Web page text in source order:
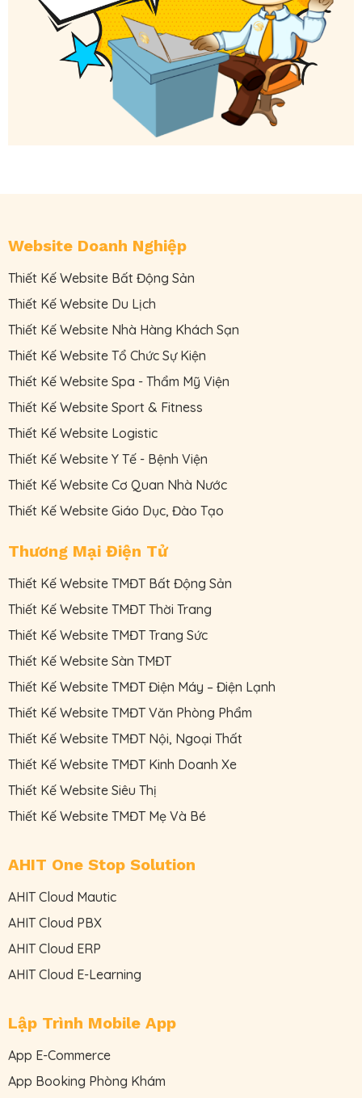
Website Doanh Nghiệp
Thiết Kế Website Bất Động Sản
Thiết Kế Website Du Lịch
Thiết Kế Website Nhà Hàng Khách Sạn
Thiết Kế Website Tổ Chức Sự Kiện
Thiết Kế Website Spa - Thẩm Mỹ Viện
Thiết Kế Website Sport & Fitness
Thiết Kế Website Logistic
Thiết Kế Website Y Tế - Bệnh Viện
Thiết Kế Website Cơ Quan Nhà Nước
Thiết Kế Website Giáo Dục, Đào Tạo
Thương Mại Điện Tử
Thiết Kế Website TMĐT Bất Động Sản
Thiết Kế Website TMĐT Thời Trang
Thiết Kế Website TMĐT Trang Sức
Thiết Kế Website Sàn TMĐT
Thiết Kế Website TMĐT Điện Máy – Điện Lạnh
Thiết Kế Website TMĐT Văn Phòng Phẩm
Thiết Kế Website TMĐT Nội, Ngoại Thất
Thiết Kế Website TMĐT Kinh Doanh Xe
Thiết Kế Website Siêu Thị
Thiết Kế Website TMĐT Mẹ Và Bé
AHIT One Stop Solution
AHIT Cloud Mautic
AHIT Cloud PBX
AHIT Cloud ERP
AHIT Cloud E-Learning
Lập Trình Mobile App
App E-Commerce
App Booking Phòng Khám